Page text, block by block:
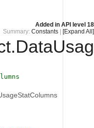
Added in API level 18
Summary: Constants [Expand All]